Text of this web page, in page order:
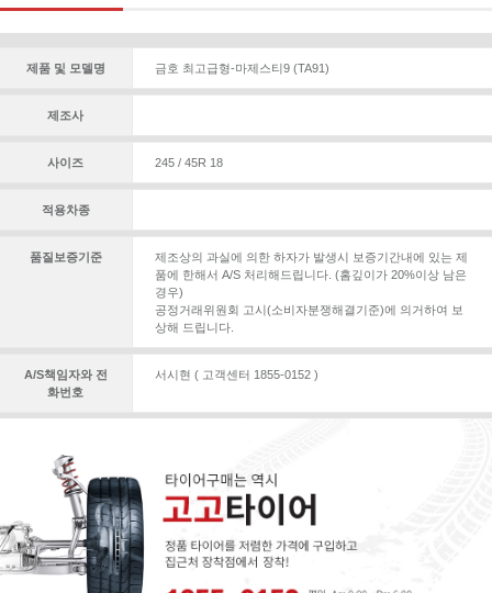
제품 및 모델명 금호 최고급형-마제스티9 (TA91)
제조사
사이즈 245 / 45R 18
적용차종
품질보증기준
제조상의 과실에 의한 하자가 발생시 보증기간내에 있는 제
품에 한해서 A/S 처리해드립니다. (홈깊이가 20%이상 남은
경우)
공정거래위원회 고시(소비자분쟁해결기준)에 의거하여 보
상해 드립니다.
A/S책임자와 전
화번호
서시현 ( 고객센터 1855-0152 )